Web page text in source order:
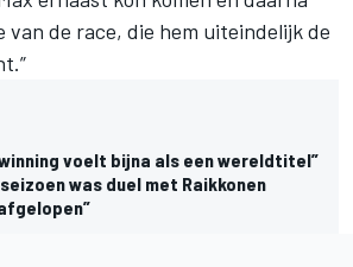
van de race, die hem uiteindelijk de
voelt bijna als een wereldtitel”
was duel met Raikkonen